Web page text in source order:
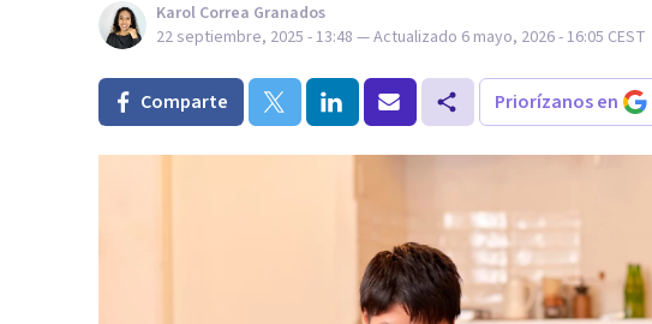
Karol Correa Granados
22 septiembre, 2025 - 13:48 — Actualizado 6 mayo, 2026 - 16:05 CEST
Comparte Priorízanos en